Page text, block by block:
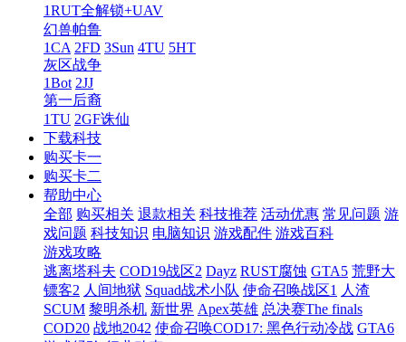
1RUT全解锁+UAV
幻兽帕鲁
1CA 2FD 3Sun 4TU 5HT
灰区战争
1Bot 2JJ
第一后裔
1TU 2GF诛仙
下载科技
购买卡一
购买卡二
帮助中心
全部 购买相关 退款相关 科技推荐 活动优惠 常见问题 游
戏问题 科技知识 电脑知识 游戏配件 游戏百科
游戏攻略
逃离塔科夫 COD19战区2 Dayz RUST腐蚀 GTA5 荒野大
镖客2 人间地狱 Squad战术小队 使命召唤战区1 人渣
SCUM 黎明杀机 新世界 Apex英雄 总决赛The finals
COD20 战地2042 使命召唤COD17: 黑色行动冷战 GTA6